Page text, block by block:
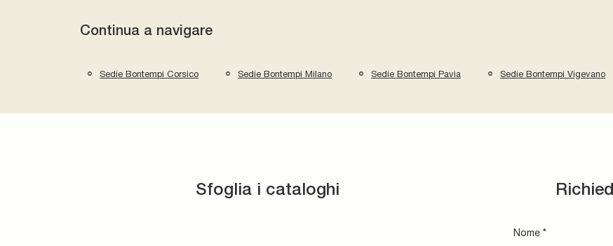
Continua a navigare
Sedie Bontempi Corsico Sedie Bontempi Milano Sedie Bontempi Pavia Sedie Bontempi Vigevano
Sfoglia i cataloghi